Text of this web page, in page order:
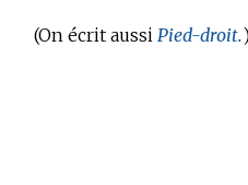
(On écrit aussi Pied-droit.